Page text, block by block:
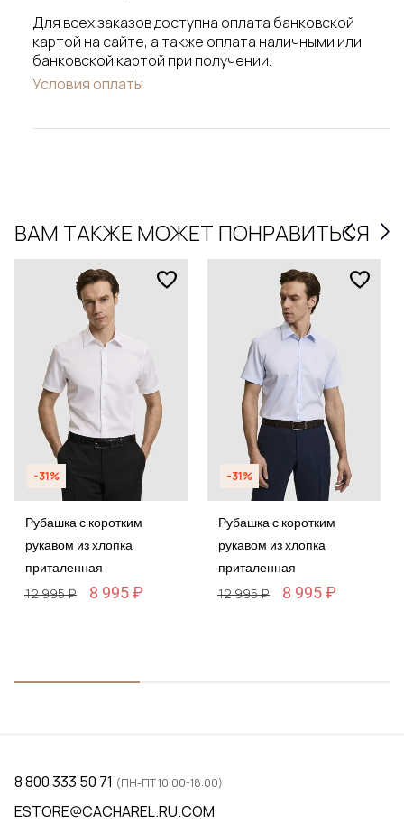
Для всех заказов доступна оплата банковской
картой на сайте, а также оплата наличными или
банковской картой при получении.
Условия оплаты
ВАМ ТАКЖЕ МОЖЕТ ПОНРАВИТЬСЯ
-31%
Рубашка с коротким
рукавом из хлопка
приталенная
12 995 ₽ 8 995 ₽
-31%
Рубашка с коротким
рукавом из хлопка
приталенная
12 995 ₽ 8 995 ₽
8 800 333 50 71 (ПН-ПТ 10:00-18:00)
ESTORE@CACHAREL.RU.COM